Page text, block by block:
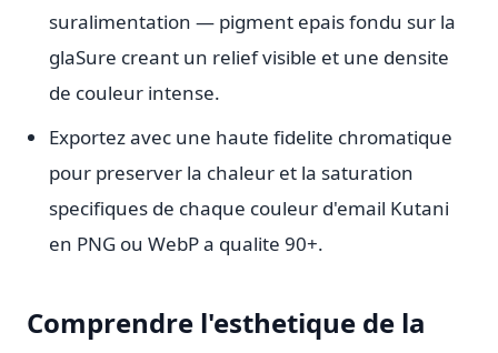
suralimentation — pigment epais fondu sur la
glaSure creant un relief visible et une densite
de couleur intense.
Exportez avec une haute fidelite chromatique
pour preserver la chaleur et la saturation
specifiques de chaque couleur d'email Kutani
en PNG ou WebP a qualite 90+.
Comprendre l'esthetique de la